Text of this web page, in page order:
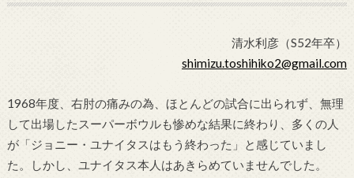
清水利彦（S52年卒）
shimizu.toshihiko2@gmail.com
1968年度、右肘の痛みの為、ほとんどの試合に出られず、無理
して出場したスーパーボウルも惨めな結果に終わり、多くの人
が「ジョニー・ユナイタスはもう終わった」と感じていまし
た。しかし、ユナイタス本人はあきらめていませんでした。